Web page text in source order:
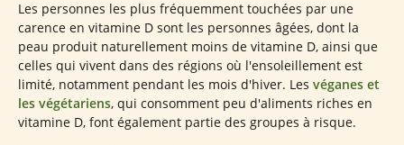
Les personnes les plus fréquemment touchées par une
carence en vitamine D sont les personnes âgées, dont la
peau produit naturellement moins de vitamine D, ainsi que
celles qui vivent dans des régions où l'ensoleillement est
limité, notamment pendant les mois d'hiver. Les véganes et
les végétariens, qui consomment peu d'aliments riches en
vitamine D, font également partie des groupes à risque.